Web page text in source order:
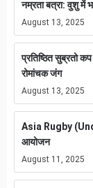
नम्रता बत्रा: वुशु में
August 13, 2025
प्रतिष्ठित सुब्रतो
रोमांचक जंग
August 13, 2025
Asia Rugby
आयोजन
August 11, 2025